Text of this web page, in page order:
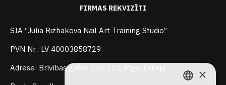
FIRMAS REKVIZĪTI
SIA “Julia Rizhakova Nail Art Training Studio”
PVN Nr.: LV 40003858729
Adrese: Brīvības gatve 338-102, Rīga, Latvija
×